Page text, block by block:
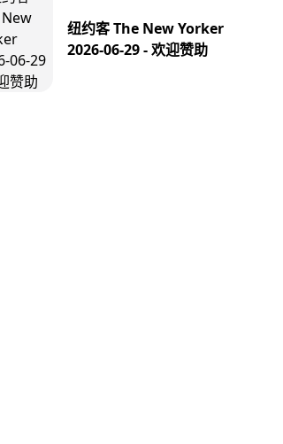
纽约客 The New Yorker
2026-06-29 - 欢迎赞助